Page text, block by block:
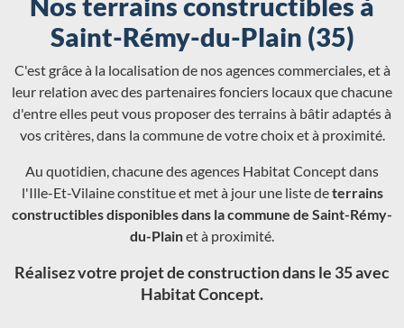
Nos terrains constructibles à
Saint-Rémy-du-Plain (35)
C'est grâce à la localisation de nos agences commerciales, et à
leur relation avec des partenaires fonciers locaux que chacune
d'entre elles peut vous proposer des terrains à bâtir adaptés à
vos critères, dans la commune de votre choix et à proximité.
Au quotidien, chacune des agences Habitat Concept dans
l'Ille-Et-Vilaine constitue et met à jour une liste deterrains
constructibles disponibles dans la commune de Saint-Rémy-
du-Plainet à proximité.
Réalisez votre projet de construction dans le 35 avec
Habitat Concept.